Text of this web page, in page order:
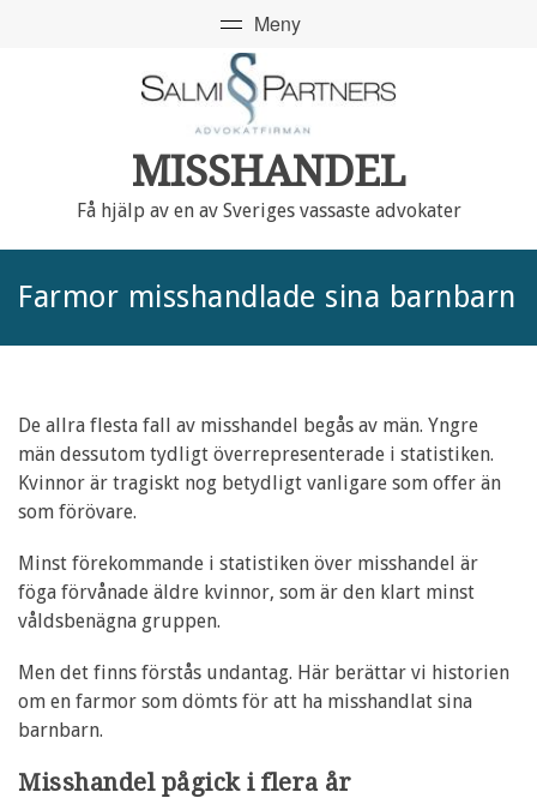
MISSHANDEL
Få hjälp av en av Sveriges vassaste advokater
Farmor misshandlade sina barnbarn
De allra flesta fall av misshandel begås av män. Yngre
män dessutom tydligt överrepresenterade i statistiken.
Kvinnor är tragiskt nog betydligt vanligare som offer än
som förövare.
Minst förekommande i statistiken över misshandel är
föga förvånade äldre kvinnor, som är den klart minst
våldsbenägna gruppen.
Men det finns förstås undantag. Här berättar vi historien
om en farmor som dömts för att ha misshandlat sina
barnbarn.
Misshandel pågick i flera år